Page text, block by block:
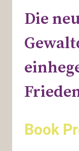
Die
Book